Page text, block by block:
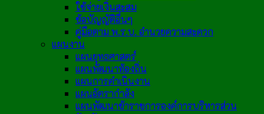
ใช้จ่ายเงินสะสม
ข้อบัญญัติอื่นๆ
คู่มือตาม พ.ร.บ. อำนวยความสะดวก
แผนงาน
แผนยุทธศาสตร์
แผนพัฒนาท้องถิ่น
แผนการดำเนินงาน
แผนอัตรากำลัง
แผนพัฒนาข้าราชการองค์การบริหารส่วน